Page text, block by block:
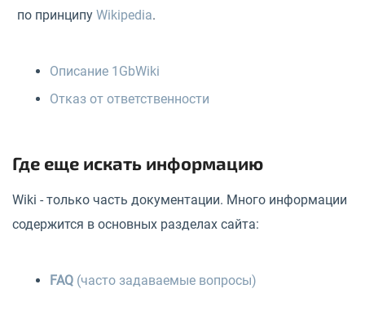
по принципу Wikipedia.
Описание 1GbWiki
Отказ от ответственности
Где еще искать информацию
Wiki - только часть документации. Много информации
содержится в основных разделах сайта:
FAQ (часто задаваемые вопросы)